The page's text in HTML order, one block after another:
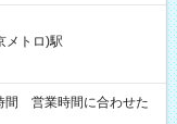
メトロ)駅